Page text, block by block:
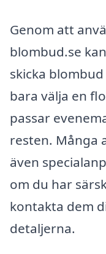
Genom att
blombud.se
skicka
bara välja en
passar
resten. Många
även
om du har
kontakta dem
detaljerna.